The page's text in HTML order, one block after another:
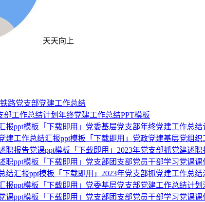
天天向上
路党支部党建工作总结
部工作总结计划年终党建工作总结PPT模板
报ppt模板「下载即用」党委基层党支部年终党建工作总
建工作总结汇报ppt模板「下载即用」党政党建基层党组
职报告党课ppt模板「下载即用」2023年党支部抓党建述职
职ppt模板「下载即用」党支部团支部党员干部学习党课课
结汇报ppt模板「下载即用」2023年党支部抓党建工作总结
报ppt模板「下载即用」党委基层党支部党建工作总结计划
课ppt模板「下载即用」党支部团支部党员干部学习党课课